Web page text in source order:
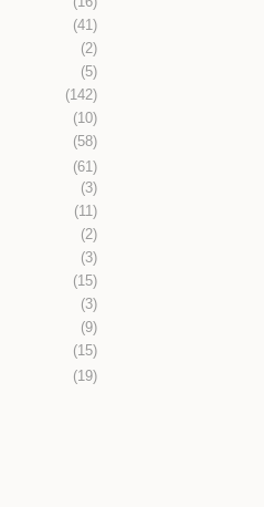
(41)
(2)
(5)
(142)
(10)
(58)
(61)
(3)
(11)
(2)
(3)
(15)
(3)
(9)
(15)
(19)